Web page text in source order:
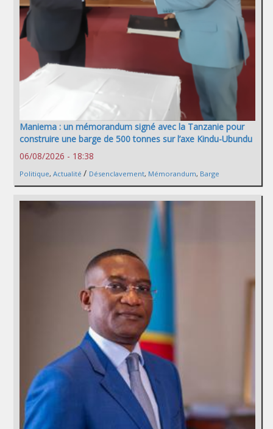
Maniema : un mémorandum signé avec la Tanzanie pour
construire une barge de 500 tonnes sur l’axe Kindu-Ubundu
06/08/2026 - 18:38
Politique, Actualité / Désenclavement, Mémorandum, Barge